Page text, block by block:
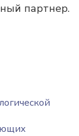
партнер.